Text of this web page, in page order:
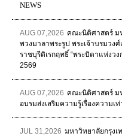
NEWS
AUG 07,2026 คณะนิติศาสตร์ ม
พวงมาลาพระรูป พระเจ้าบรมวง
ราชบุรีดิเรกฤทธิ์ “พระบิดาแห่งว
2569
AUG 07,2026 คณะนิติศาสตร์ ม
อบรมส่งเสริมความรู้เรื่องความเ
JUL 31,2026 มหาวิทยาลัยกรุงเ